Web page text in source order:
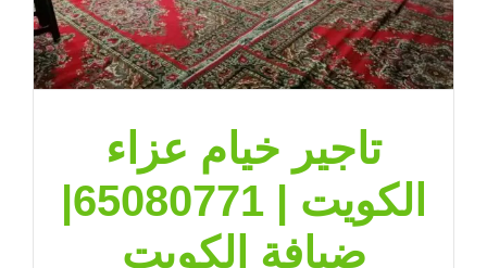
تاجير خيام عزاء
الكويت | 65080771|
ضيافة الكويت